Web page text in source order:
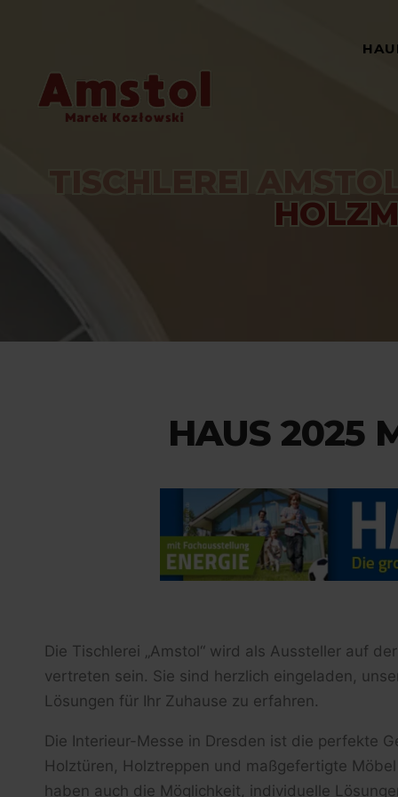
HAUS 2025
Die Tischlerei „Amstol“ wird als Aussteller auf
vertreten sein. Sie sind herzlich eingeladen,
Lösungen für Ihr Zuhause zu erfahren.
Die Interieur-Messe in Dresden ist die perfekte
Holztüren, Holztreppen und maßgefertigte
haben auch die Möglichkeit, individuelle